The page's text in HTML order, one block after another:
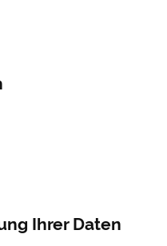
Ihrer Daten